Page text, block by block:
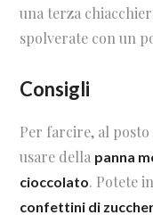
una terza
spolverate con un
Consigli
Per farcire, al
usare della panna
cioccolato. Potete
confettini di